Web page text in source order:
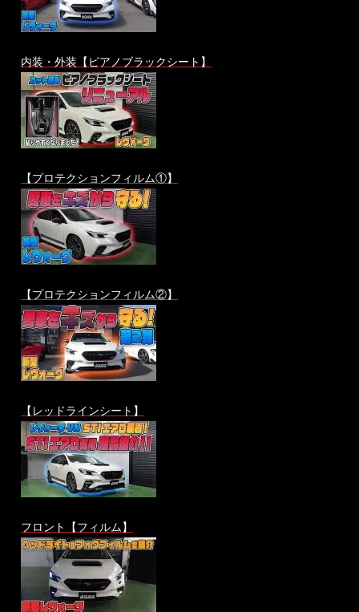
内装・外装【ピアノブラックシート】
【プロテクションフィルム①】
【プロテクションフィルム②】
【レッドラインシート】
フロント【フィルム】